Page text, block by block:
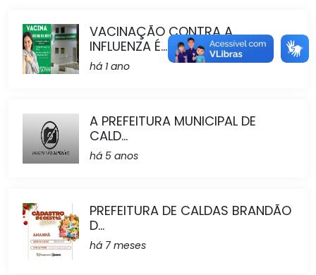
VACINAÇÃO CONTRA A
INFLUENZA É...
há 1 ano
A PREFEITURA MUNICIPAL DE
CALD...
há 5 anos
PREFEITURA DE CALDAS BRANDÃO
D...
há 7 meses